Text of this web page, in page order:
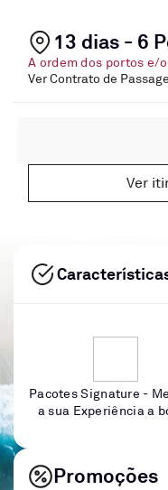
13 dias - 6
A ordem dos portos e/
Ver Contrato de
Ver
Pacotes Signature -
a sua Experiência a
Promoções